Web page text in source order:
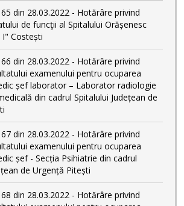
din 28.03.2022 - Hotărâre privind
de funcţii al Spitalului Orășenesc
I" Costești
din 28.03.2022 - Hotărâre privind
examenului pentru ocuparea
șef laborator – Laborator radiologie
din cadrul Spitalului Județean de
din 28.03.2022 - Hotărâre privind
examenului pentru ocuparea
șef - Secția Psihiatrie din cadrul
de Urgență Pitești
din 28.03.2022 - Hotărâre privind